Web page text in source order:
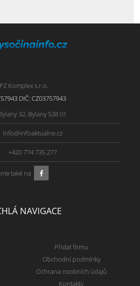
PZ Komplex s.r.o.
DIČ: CZ03757943
32, Bylany 538 01
info@infoaktualne.cz
+420 774 735 277
také na
NAVIGACE
Přidat firmu
Obchodní podmínky
Ochrana osobních údajů
Kontakty